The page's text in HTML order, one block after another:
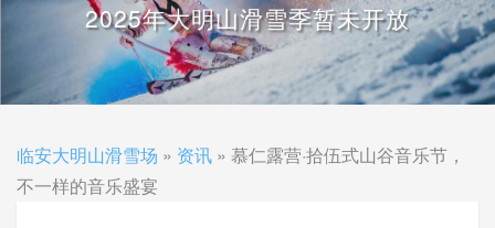
2025年大明山滑雪季暂未开放
临安大明山滑雪场 » 资讯 » 慕仁露营·拾伍式山谷音乐节，
不一样的音乐盛宴